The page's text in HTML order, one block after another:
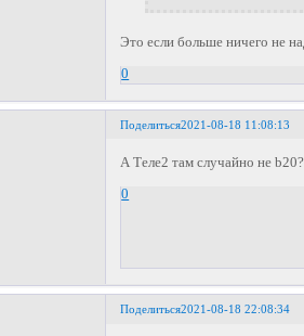
Это если больше ничего не
0
Поделиться2021-08-18 11:08:13
А Теле2 там случайно не b20?
0
Поделиться2021-08-18 22:08:34